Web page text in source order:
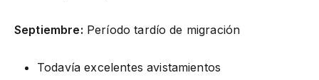
Septiembre: Período tardío de migración
Todavía excelentes avistamientos